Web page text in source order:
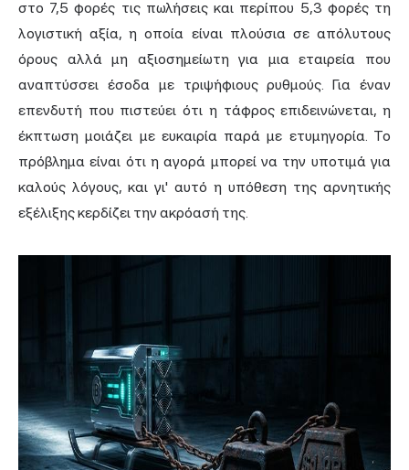
στο 7,5 φορές τις πωλήσεις και περίπου 5,3 φορές τη
λογιστική αξία, η οποία είναι πλούσια σε απόλυτους
όρους αλλά μη αξιοσημείωτη για μια εταιρεία που
αναπτύσσει έσοδα με τριψήφιους ρυθμούς. Για έναν
επενδυτή που πιστεύει ότι η τάφρος επιδεινώνεται, η
έκπτωση μοιάζει με ευκαιρία παρά με ετυμηγορία. Το
πρόβλημα είναι ότι η αγορά μπορεί να την υποτιμά για
καλούς λόγους, και γι' αυτό η υπόθεση της αρνητικής
εξέλιξης κερδίζει την ακρόασή της.